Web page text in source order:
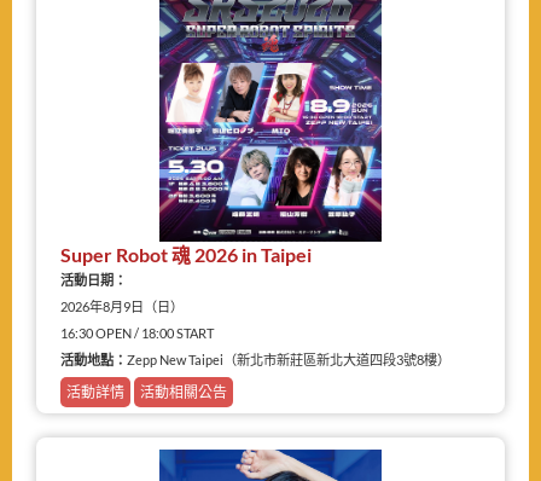
Super Robot 魂 2026 in Taipei
活動日期：
2026年8月9日（日）
16:30 OPEN / 18:00 START
活動地點： Zepp New Taipei（新北市新莊區新北大道四段3號8樓）
活動詳情 活動相關公告